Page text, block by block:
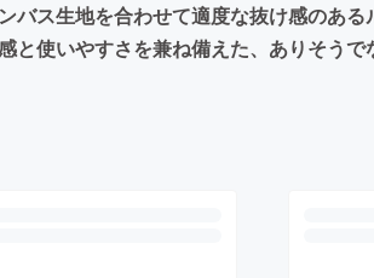
ス生地を合わせて適度な抜け感のある
使いやすさを兼ね備えた、ありそうで